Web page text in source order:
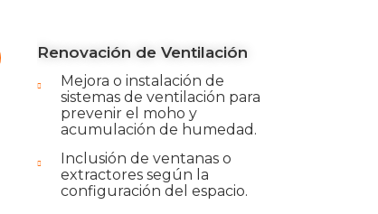
Renovación de Ventilación
Mejora o instalación de
sistemas de ventilación para
prevenir el moho y
acumulación de humedad.
Inclusión de ventanas o
extractores según la
configuración del espacio.